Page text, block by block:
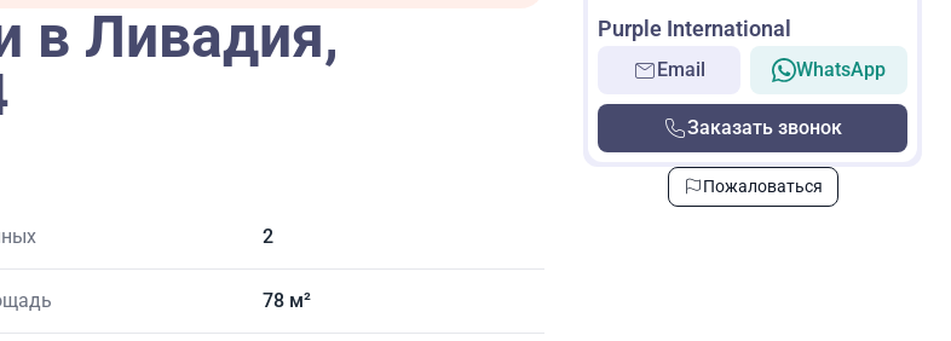
в Ливадия,
2
78 м²
Purple International
Email WhatsApp
Заказать звонок
Пожаловаться